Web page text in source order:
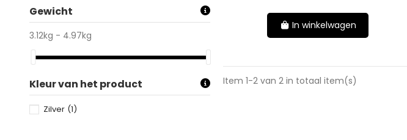
In winkelwagen
Item 1-2 van 2 in totaal item(s)
Gewicht
3.12kg - 4.97kg
Kleur van het product
Zilver (1)